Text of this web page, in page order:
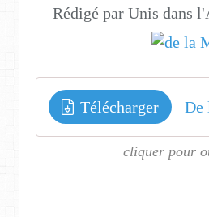
Rédigé par Unis dans
Télécharger De
cliquer pour